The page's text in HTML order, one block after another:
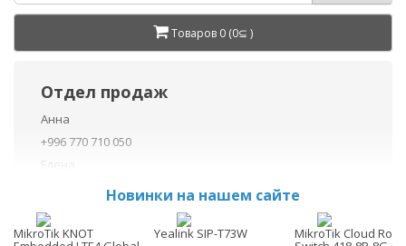
Товаров 0 (0⊆ )
Отдел продаж
Анна
+996 770 710 050
Елена
+996 770 710 040
+996 755 710 050
Данил
Новинки на нашем сайте
MikroTik KNOT Yealink SIP-T73W MikroTik Cloud